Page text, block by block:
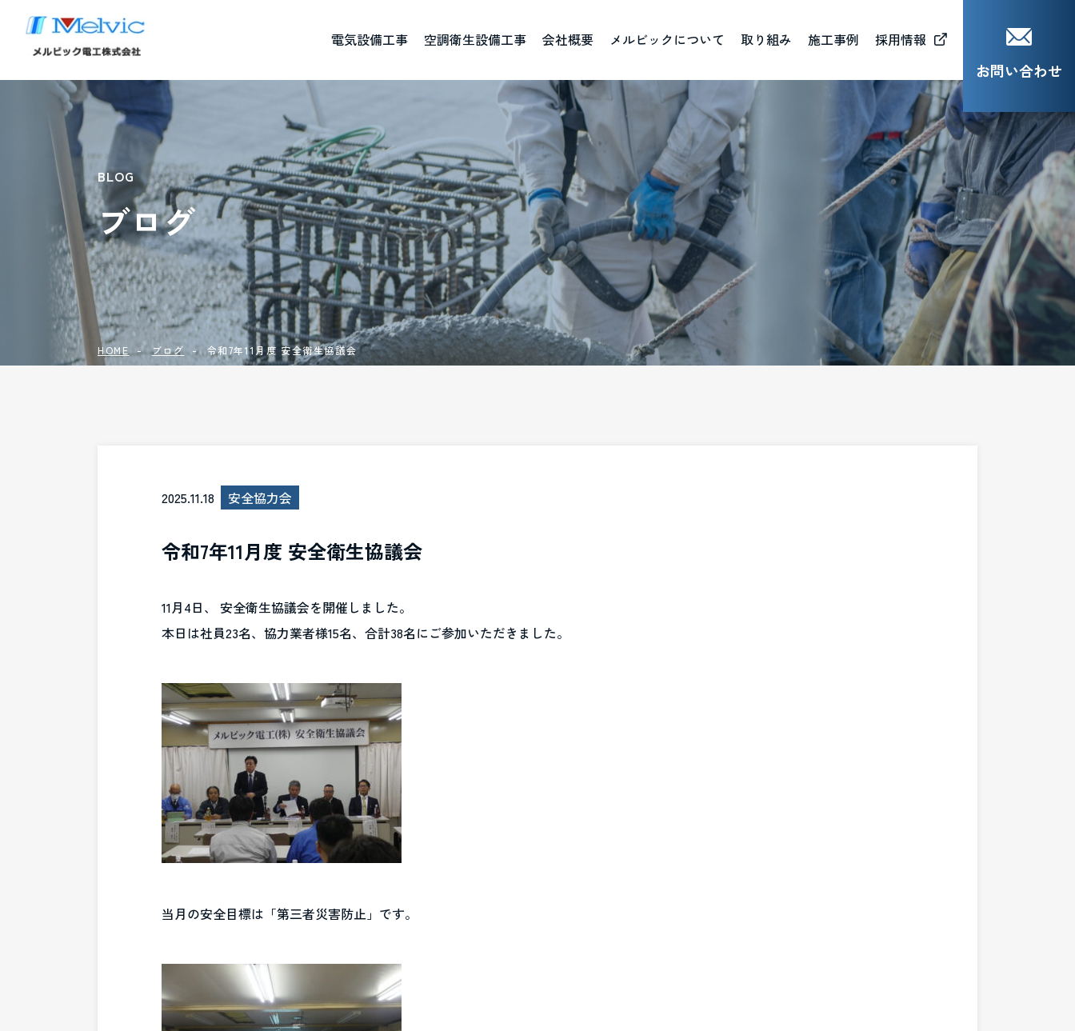
電気設備工事 空調衛生設備工事 会社概要
メルビックについて
取り組み
施工事例 採用情報
お問い合わせ
BLOG
ブログ
HOME ブログ 令和7年11月度 安全衛生協議会
2025.11.18 安全協力会
令和7年11月度 安全衛生協議会
11月4日、 安全衛生協議会を開催しました。
本日は社員23名、協力業者様15名、合計38名にご参加いただきました。
当月の安全目標は「第三者災害防止」です。